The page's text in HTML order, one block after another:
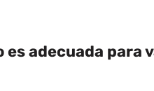
es adecuada para